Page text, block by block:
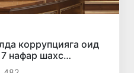
коррупцияга оид
нафар шахс